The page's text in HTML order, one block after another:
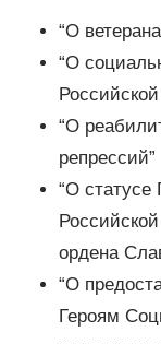
“О
“О
“О
репрессий”
“О статусе
ордена
“О
Героям